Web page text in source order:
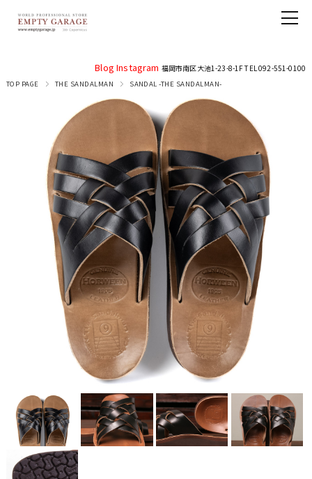
Blog Instagram 福岡市南区大池1-23-8-1F TEL 092-551-0100
TOP PAGE THE SANDALMAN SANDAL -THE SANDALMAN-